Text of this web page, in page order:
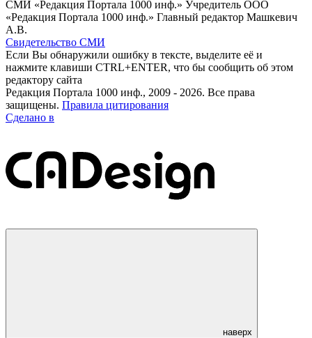
СМИ «Редакция Портала 1000 инф.» Учредитель ООО
«Редакция Портала 1000 инф.» Главный редактор Машкевич
А.В.
Свидетельство СМИ
Если Вы обнаружили ошибку в тексте, выделите её и
нажмите клавиши CTRL+ENTER, что бы сообщить об этом
редактору сайта
Редакция Портала 1000 инф., 2009 - 2026. Все права
защищены. Правила цитирования
Сделано в
наверх